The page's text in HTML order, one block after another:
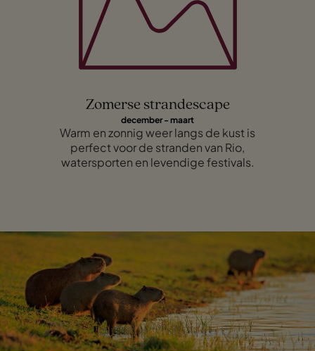
Zomerse strandescape
december - maart
Warm en zonnig weer langs de kust is
perfect voor de stranden van Rio,
watersporten en levendige festivals.